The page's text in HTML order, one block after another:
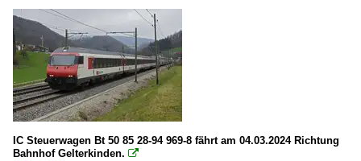
IC Steuerwagen Bt 50 85 28-94 969-8 fährt am 04.03.2024 Richtung
Bahnhof Gelterkinden. 